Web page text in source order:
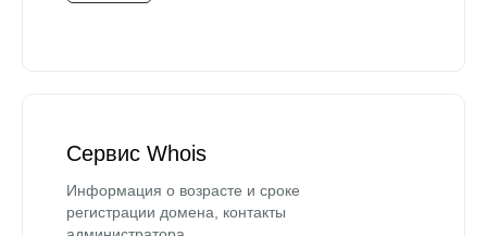
Сервис Whois
Информация о возрасте и сроке
регистрации домена, контакты